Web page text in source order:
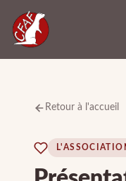
Retour à l'accueil